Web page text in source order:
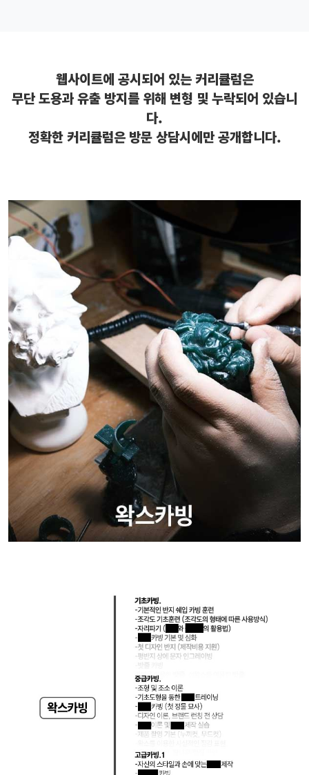
웹사이트에 공시되어 있는 커리큘럼은
무단 도용과 유출 방지를 위해 변형 및 누락되어 있습니
다.
정확한 커리큘럼은 방문 상담시에만 공개합니다.